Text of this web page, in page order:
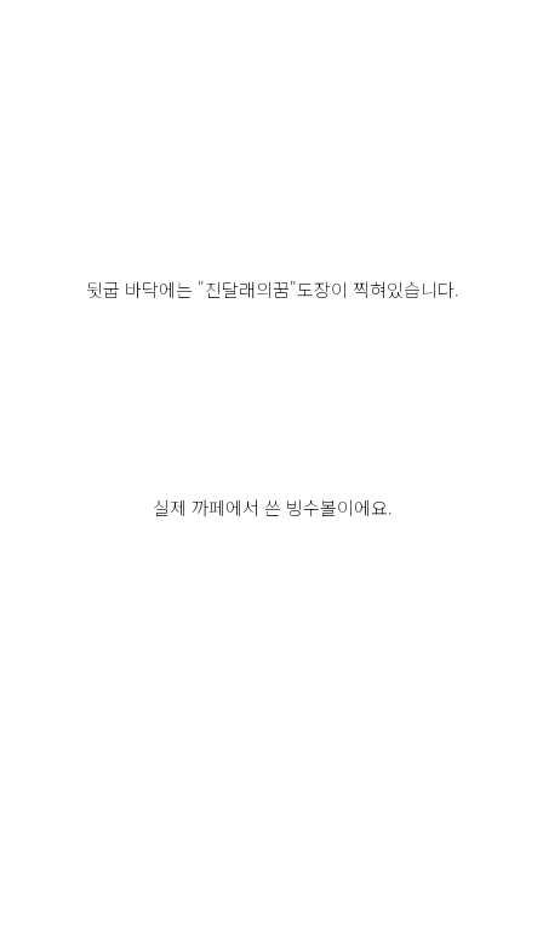
뒷굽 바닥에는 "진달래의꿈"도장이 찍혀있습니다.
실제 까페에서 쓴 빙수볼이에요.